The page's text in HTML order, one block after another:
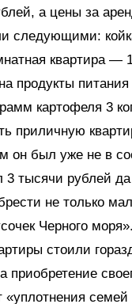
а цены за
следующими:
квартира —
продукты
картофеля 3
приличную
он был уже не в
3 тысячи рублей
не только
Черного
стоили